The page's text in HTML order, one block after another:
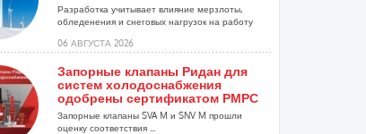
Разработка учитывает влияние мерзлоты,
обледенения и снеговых нагрузок на работу
06 АВГУСТА 2026
Запорные клапаны Ридан для
систем холодоснабжения
одобрены сертификатом РМРС
Запорные клапаны SVA M и SNV M прошли
оценку соответствия ...